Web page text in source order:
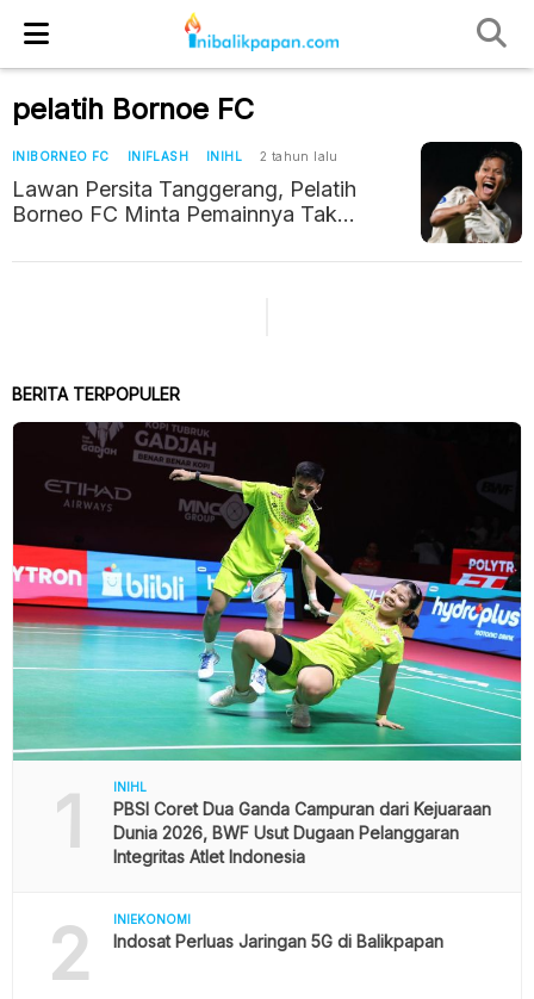
pelatih Bornoe FC
INIBORNEO FC INIFLASH INIHL 2 tahun lalu
Lawan Persita Tanggerang, Pelatih
Borneo FC Minta Pemainnya Tak
BERITA TERPOPULER
1 INIHL
PBSI Coret Dua Ganda Campuran dari Kejuaraan
Dunia 2026, BWF Usut Dugaan Pelanggaran
Integritas Atlet Indonesia
2 INIEKONOMI
Indosat Perluas Jaringan 5G di Balikpapan